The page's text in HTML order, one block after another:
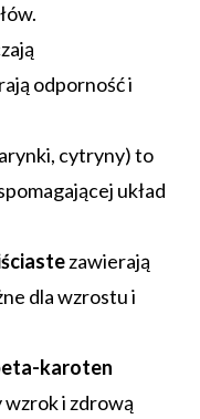
odporność i
cytryny) to
układ
zawierają
dla wzrostu i
karoten
wzrok i zdrową